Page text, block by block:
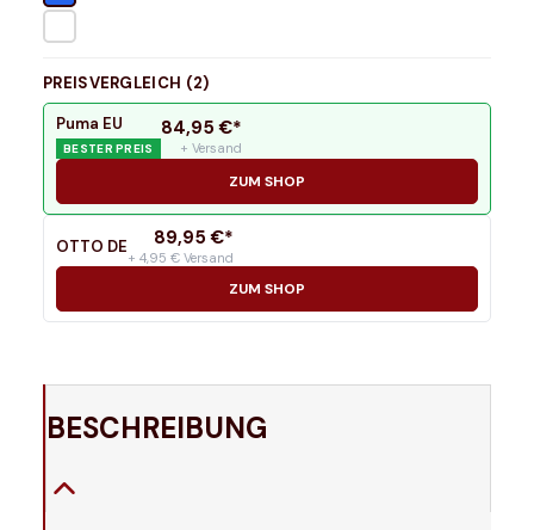
PREISVERGLEICH (2)
Puma EU
BESTER PREIS
84,95 €*
+ Versand
ZUM SHOP
OTTO DE 89,95 €*
+ 4,95 € Versand
ZUM SHOP
BESCHREIBUNG